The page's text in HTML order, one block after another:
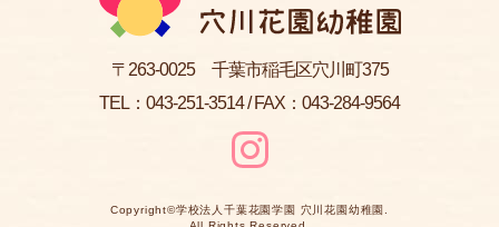
〒263-0025 千葉市稲毛区穴川町375
TEL： 043-251-3514/ FAX：043-284-9564
Copyright©学校法人千葉花園学園 穴川花園幼稚園 .